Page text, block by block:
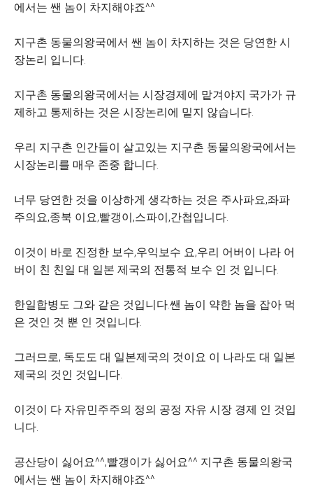
에서는 쌘 놈이 차지해야죠^^
지구촌 동물의왕국에서 쌘 놈이 차지하는 것은 당연한 시
장논리 입니다.
지구촌 동물의왕국에서는 시장경제에 맡겨야지 국가가 규
제하고 통제하는 것은 시장논리에 밑지 않습니다.
우리 지구촌 인간들이 살고있는 지구촌 동물의왕국에서는
시장논리를 매우 존중 합니다.
너무 당연한 것을 이상하게 생각하는 것은 주사파요,좌파
주의요,종북 이요,빨갱이,스파이,간첩입니다.
이것이 바로 진정한 보수,우익보수 요,우리 어버이 나라 어
버이 친 친일 대 일본 제국의 전통적 보수 인 것 입니다.
한일합병도 그와 같은 것입니다.쌘 놈이 약한 놈을 잡아 먹
은 것인 것 뿐 인 것입니다.
그러므로, 독도도 대 일본제국의 것이요 이 나라도 대 일본
제국의 것인 것입니다.
이것이 다 자유민주주의 정의 공정 자유 시장 경제 인 것입
니다.
공산당이 싫어요^^,빨갱이가 싫어요^^ 지구촌 동물의왕국
에서는 쌘 놈이 차지해야죠^^